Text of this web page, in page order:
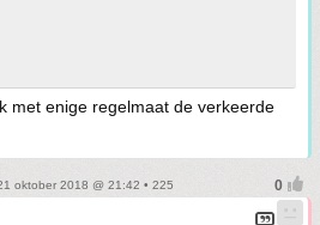
met enige regelmaat de verkeerde
oktober 2018 @ 21:42 • 225